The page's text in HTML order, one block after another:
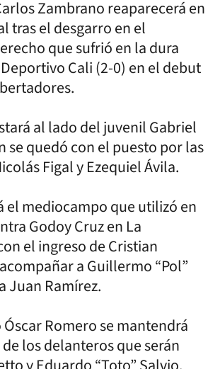
Zambrano reaparecerá en
tras el desgarro en el
que sufrió en la dura
Cali (2-0) en el debut
al lado del juvenil Gabriel
se quedó con el puesto por las
Figal y Ezequiel Ávila.
el mediocampo que utilizó en
Godoy Cruz en La
el ingreso de Cristian
a Guillermo “Pol”
Juan Ramírez.
Romero se mantendrá
los delanteros que serán